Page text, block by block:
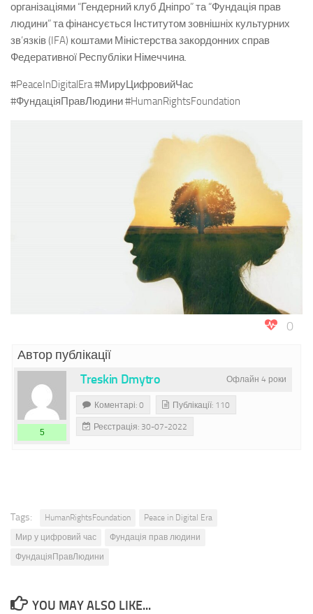
організаціями “Гендерний клуб Дніпро” та “Фундація прав
людини” та фінансується Інститутом зовнішніх культурних
зв’язків (IFA) коштами Міністерства закордонних справ
Федеративної Республіки Німеччина.
#PeaceInDigitalEra #МируЦифровийЧас
#ФундаціяПравЛюдини #HumanRightsFoundation
0
Автор публікації
Офлайн 4 роки
Treskin Dmytro
5
Коментарі: 0 Публікації: 110
Реєстрація: 30-07-2022
Tags: HumanRightsFoundation
Peace in Digital Era
Мир у цифровий час
Фундація прав людини
ФундаціяПравЛюдини
YOU MAY ALSO LIKE...